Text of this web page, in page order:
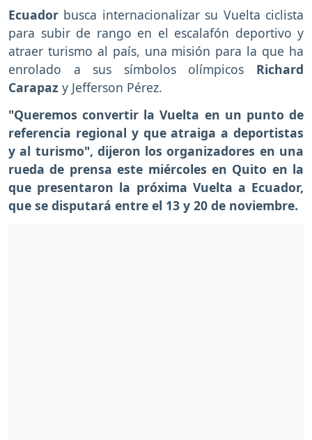
Ecuador busca internacionalizar su Vuelta ciclista
para subir de rango en el escalafón deportivo y
atraer turismo al país, una misión para la que ha
enrolado a sus símbolos olímpicos Richard
Carapaz y Jefferson Pérez.
"Queremos convertir la Vuelta en un punto de
referencia regional y que atraiga a deportistas
y al turismo", dijeron los organizadores en una
rueda de prensa este miércoles en Quito en la
que presentaron la próxima Vuelta a Ecuador,
que se disputará entre el 13 y 20 de noviembre.